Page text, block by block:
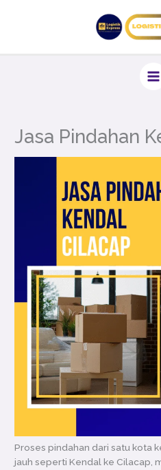
Jasa Pindahan
Proses pindahan dari satu kota
jauh seperti Kendal ke Cilacap,